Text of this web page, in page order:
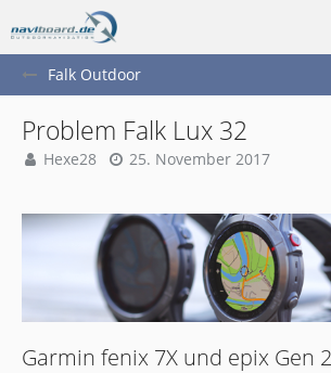
Falk Outdoor
Problem Falk Lux 32
Hexe28 25. November 2017
Garmin fenix 7X und epix Gen